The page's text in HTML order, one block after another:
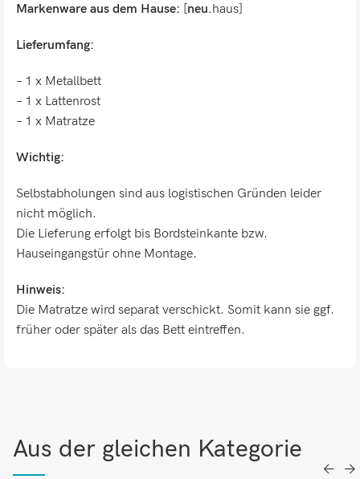
Markenware aus dem Hause: [neu.haus]
Lieferumfang:
– 1 x Metallbett
– 1 x Lattenrost
– 1 x Matratze
Wichtig:
Selbstabholungen sind aus logistischen Gründen leider
nicht möglich.
Die Lieferung erfolgt bis Bordsteinkante bzw.
Hauseingangstür ohne Montage.
Hinweis:
Die Matratze wird separat verschickt. Somit kann sie ggf.
früher oder später als das Bett eintreffen.
Aus der gleichen Kategorie